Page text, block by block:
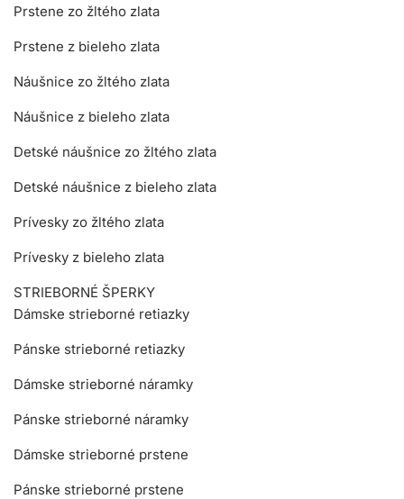
Prstene zo žltého zlata
Prstene z bieleho zlata
Náušnice zo žltého zlata
Náušnice z bieleho zlata
Detské náušnice zo žltého zlata
Detské náušnice z bieleho zlata
Prívesky zo žltého zlata
Prívesky z bieleho zlata
STRIEBORNÉ ŠPERKY
Dámske strieborné retiazky
Pánske strieborné retiazky
Dámske strieborné náramky
Pánske strieborné náramky
Dámske strieborné prstene
Pánske strieborné prstene